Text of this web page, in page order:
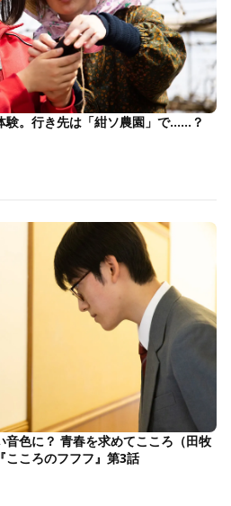
験。行き先は「紺ソ農園」で……？
色に？ 青春を求めてこころ（田牧
こころのフフフ』第3話